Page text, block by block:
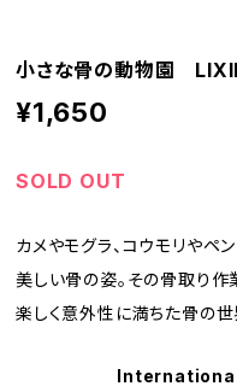
小さな骨の動物園
¥1,650
SOLD OUT
カメやモグラ、コウモリやペ
美しい骨の姿。その骨取り作
楽しく意外性に満ちた骨の世